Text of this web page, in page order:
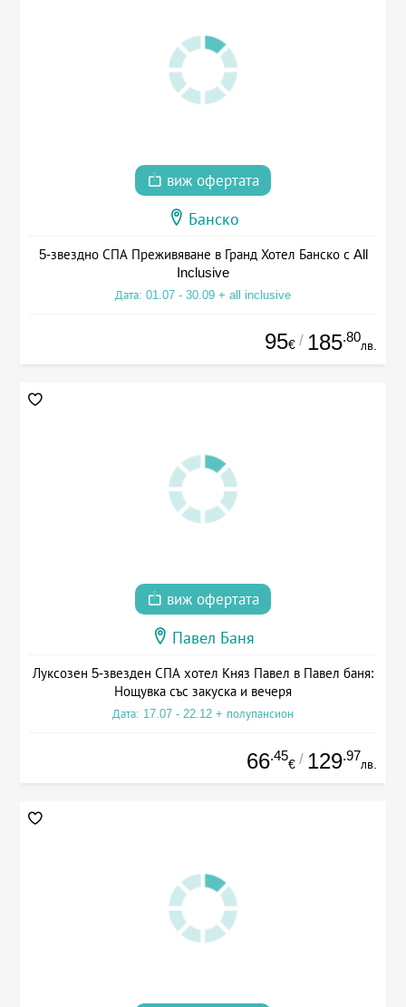
виж офертата
Банско
5-звездно СПА Преживяване в Гранд Хотел Банско с All
Inclusive
Дата: 01.07 - 30.09 + all inclusive
95€ / 185.80
лв.
виж офертата
Павел Баня
Луксозен 5-звезден СПА хотел Княз Павел в Павел баня:
Нощувка със закуска и вечеря
Дата: 17.07 - 22.12 + полупансион
66.45
€ / 129.97
лв.